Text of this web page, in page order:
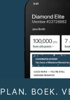
PLAN. BOEK.